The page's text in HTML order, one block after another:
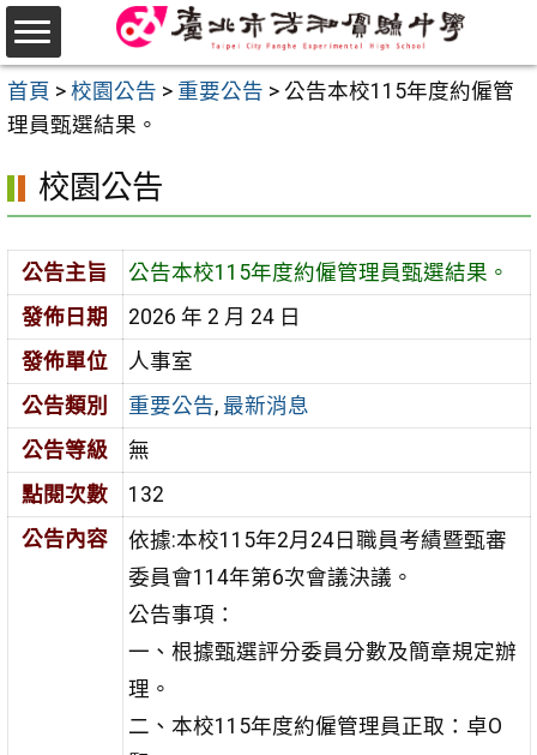
跳
至
主
要
區
首頁 > 校園公告 > 重要公告 > 公告本校115年度約僱管
理員甄選結果。
校園公告
公告主旨
公告本校115年度約僱管理員甄選結果。
發佈日期
2026 年 2 月 24 日
發佈單位
人事室
公告類別
重要公告, 最新消息
公告等級
無
點閱次數
132
公告內容
依據:本校115年2月24日職員考績暨甄審
委員會114年第6次會議決議。
公告事項：
一、根據甄選評分委員分數及簡章規定辦
理。
二、本校115年度約僱管理員正取：卓O
選
單